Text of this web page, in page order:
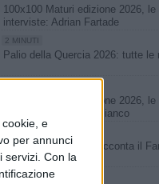
e
per annunci
Con la
100x100 Maturi edizione 2026, le
interviste: Adrian Fartade
2 MINUTI
Palio della Quercia 2026: tutte le
100x100 Maturi edizione 2026, le
interviste: Loredana Bianco
1 MINUTO
Elisabetta Capurso racconta il
49 SECONDI